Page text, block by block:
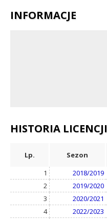
INFORMACJE
HISTORIA LICENCJI
Lp. Sezon
1
2018/2019
2
2019/2020
3
2020/2021
4
2022/2023